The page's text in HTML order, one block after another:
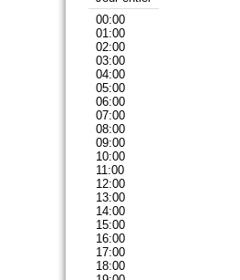
00:00
01:00
02:00
03:00
04:00
05:00
06:00
07:00
08:00
09:00
10:00
11:00
12:00
13:00
14:00
15:00
16:00
17:00
18:00